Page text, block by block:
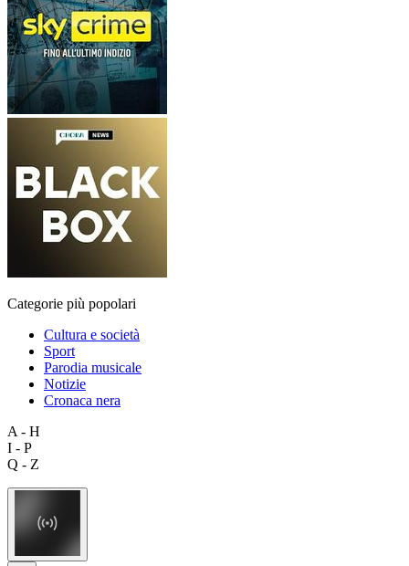
Categorie più popolari
Cultura e società
Sport
Parodia musicale
Notizie
Cronaca nera
A - H
I - P
Q - Z